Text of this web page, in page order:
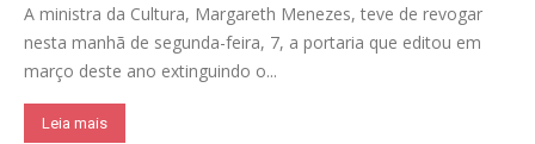
A ministra da Cultura, Margareth Menezes, teve de revogar
nesta manhã de segunda-feira, 7, a portaria que editou em
março deste ano extinguindo o...
Leia mais